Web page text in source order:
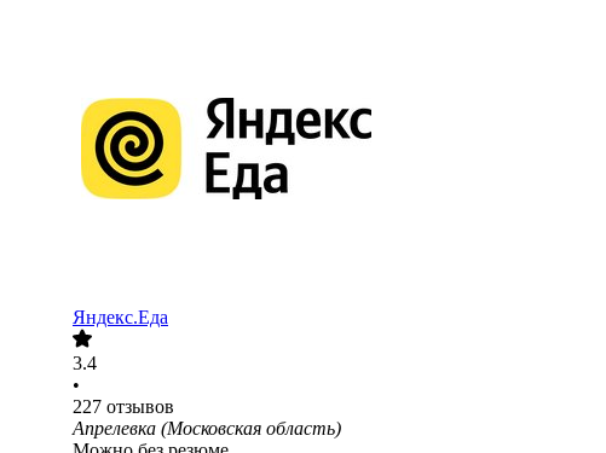
Яндекс.Еда
3.4
•
227 отзывов
Апрелевка (Московская область)